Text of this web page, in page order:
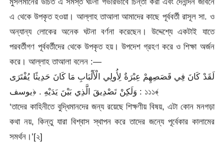
এ থেকে উপকৃত হওয়া। আল্লাহ তাআলা আমাদের কাছে পূর্ববর্তী রাসূল সা. ও
অন্যান্য লোকের অনেক ঘটনা বর্ণনা করেছেন। উদ্দেশ্যে একটাই যাতে
পরবর্তীগণ পূর্ববর্তীদের থেকে উপকৃত হয়। উপদেশ গ্রহণ করে ও শিক্ষা অর্জন
করে। আল্লাহ তাআলা বলেন :—
لَقَدْ كَانَ فِي قَصَصِهِمْ عِبْرَةٌ لِأُولِي الْأَلْبَابِ مَا كَانَ حَدِيثًا يُفْتَرَى
وَلَكِنْ تَصْدِيقَ الَّذِي بَيْنَ يَدَيْهِ . ﴿يوسف : ১১১﴾
‘তাদের কাহিনীতে বুদ্ধিমানদের জন্য রয়েছে শিক্ষণীয় বিষয়, এটা কোন মনগড়া
কথা নয়, কিন্তু যারা বিশ্বাস স্থাপন করে তাদের জন্যে পূর্বেকার কালামের
সমর্থন।’[২]